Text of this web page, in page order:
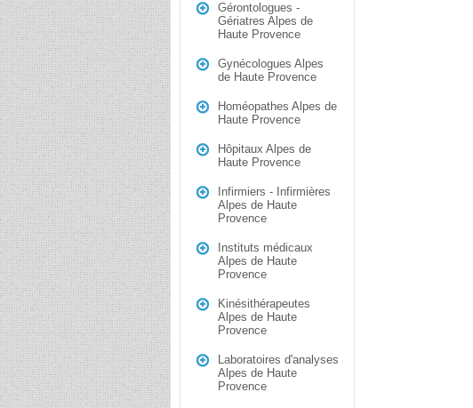
Gérontologues -
Gériatres Alpes de
Haute Provence
Gynécologues Alpes
de Haute Provence
Homéopathes Alpes de
Haute Provence
Hôpitaux Alpes de
Haute Provence
Infirmiers - Infirmières
Alpes de Haute
Provence
Instituts médicaux
Alpes de Haute
Provence
Kinésithérapeutes
Alpes de Haute
Provence
Laboratoires d'analyses
Alpes de Haute
Provence